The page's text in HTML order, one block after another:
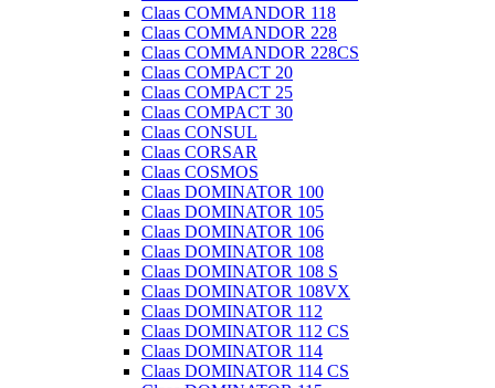
Claas COMMANDOR 118
Claas COMMANDOR 228
Claas COMMANDOR 228CS
Claas COMPACT 20
Claas COMPACT 25
Claas COMPACT 30
Claas CONSUL
Claas CORSAR
Claas COSMOS
Claas DOMINATOR 100
Claas DOMINATOR 105
Claas DOMINATOR 106
Claas DOMINATOR 108
Claas DOMINATOR 108 S
Claas DOMINATOR 108VX
Claas DOMINATOR 112
Claas DOMINATOR 112 CS
Claas DOMINATOR 114
Claas DOMINATOR 114 CS